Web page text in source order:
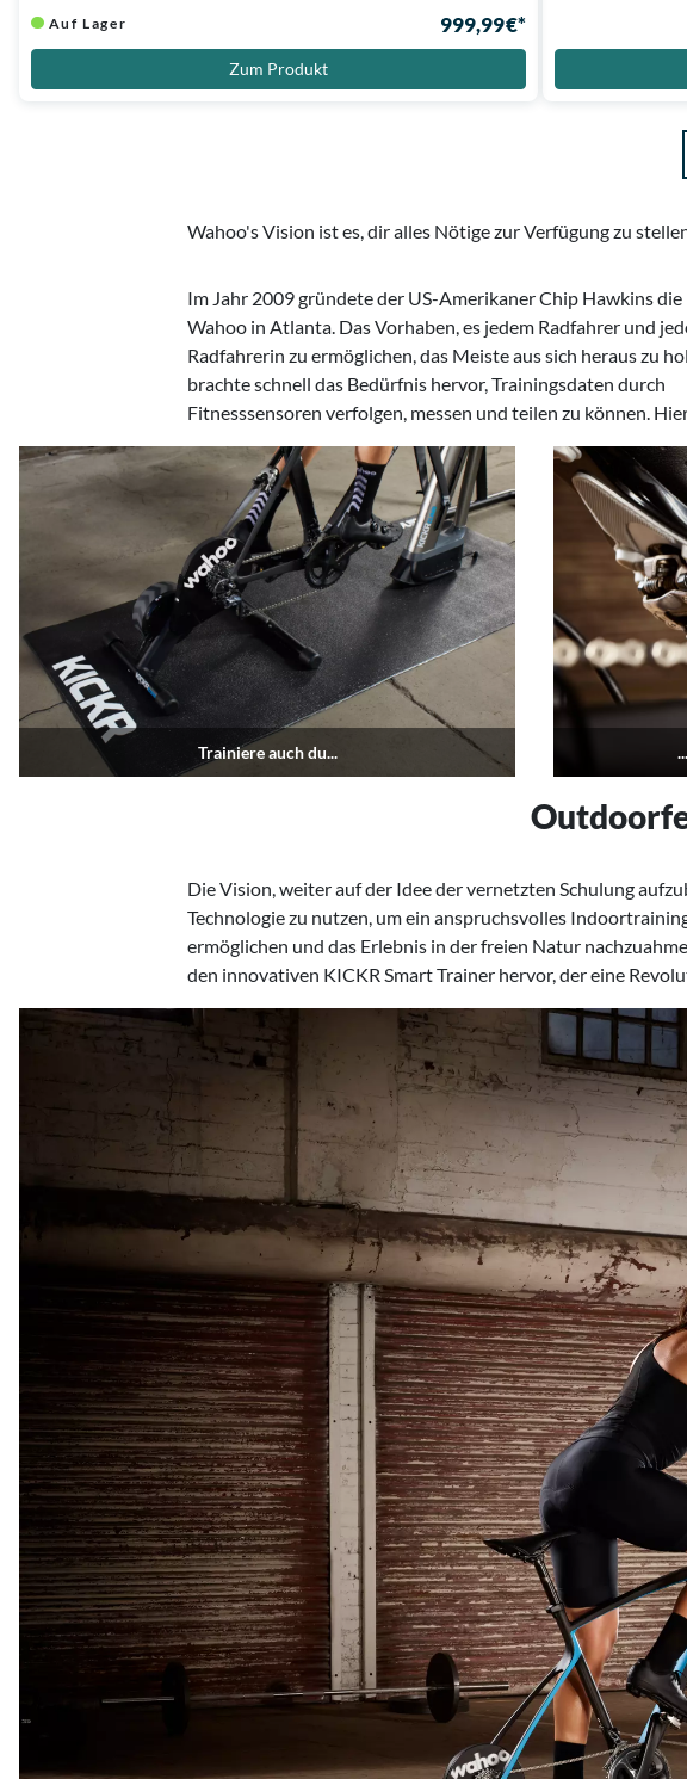
Auf Lager 999,99 €*
Zum Produkt
Wahoo's Vision ist es, dir alles Nötige zur Verfügung zu
Im Jahr 2009 gründete der US-Amerikaner Chip Hawkins die
Wahoo in Atlanta. Das Vorhaben, es jedem Radfahrer und
Radfahrerin zu ermöglichen, das Meiste aus sich heraus zu
brachte schnell das Bedürfnis hervor, Trainingsdaten durch
Fitnesssensoren verfolgen, messen und teilen zu können.
das Funkprotokoll ANT+ einen Meilenstein dar. Darauf
ersten Herzfrequenz- , Geschwindigkeits- und
die via Bluetooth mit dem Smartphone verbunden werden
Trainiere auch du...
Die Vision, weiter auf der Idee der vernetzten Schulung
Technologie zu nutzen, um ein anspruchsvolles
ermöglichen und das Erlebnis in der freien Natur
den innovativen KICKR Smart Trainer hervor, der eine
Indoorsports auslöste. Zusammen mit dem
CLIMB und KICKR HEADWIND wird das Workout zu einem
realistischen Erlebnis, bei dem wichtige Größen wie